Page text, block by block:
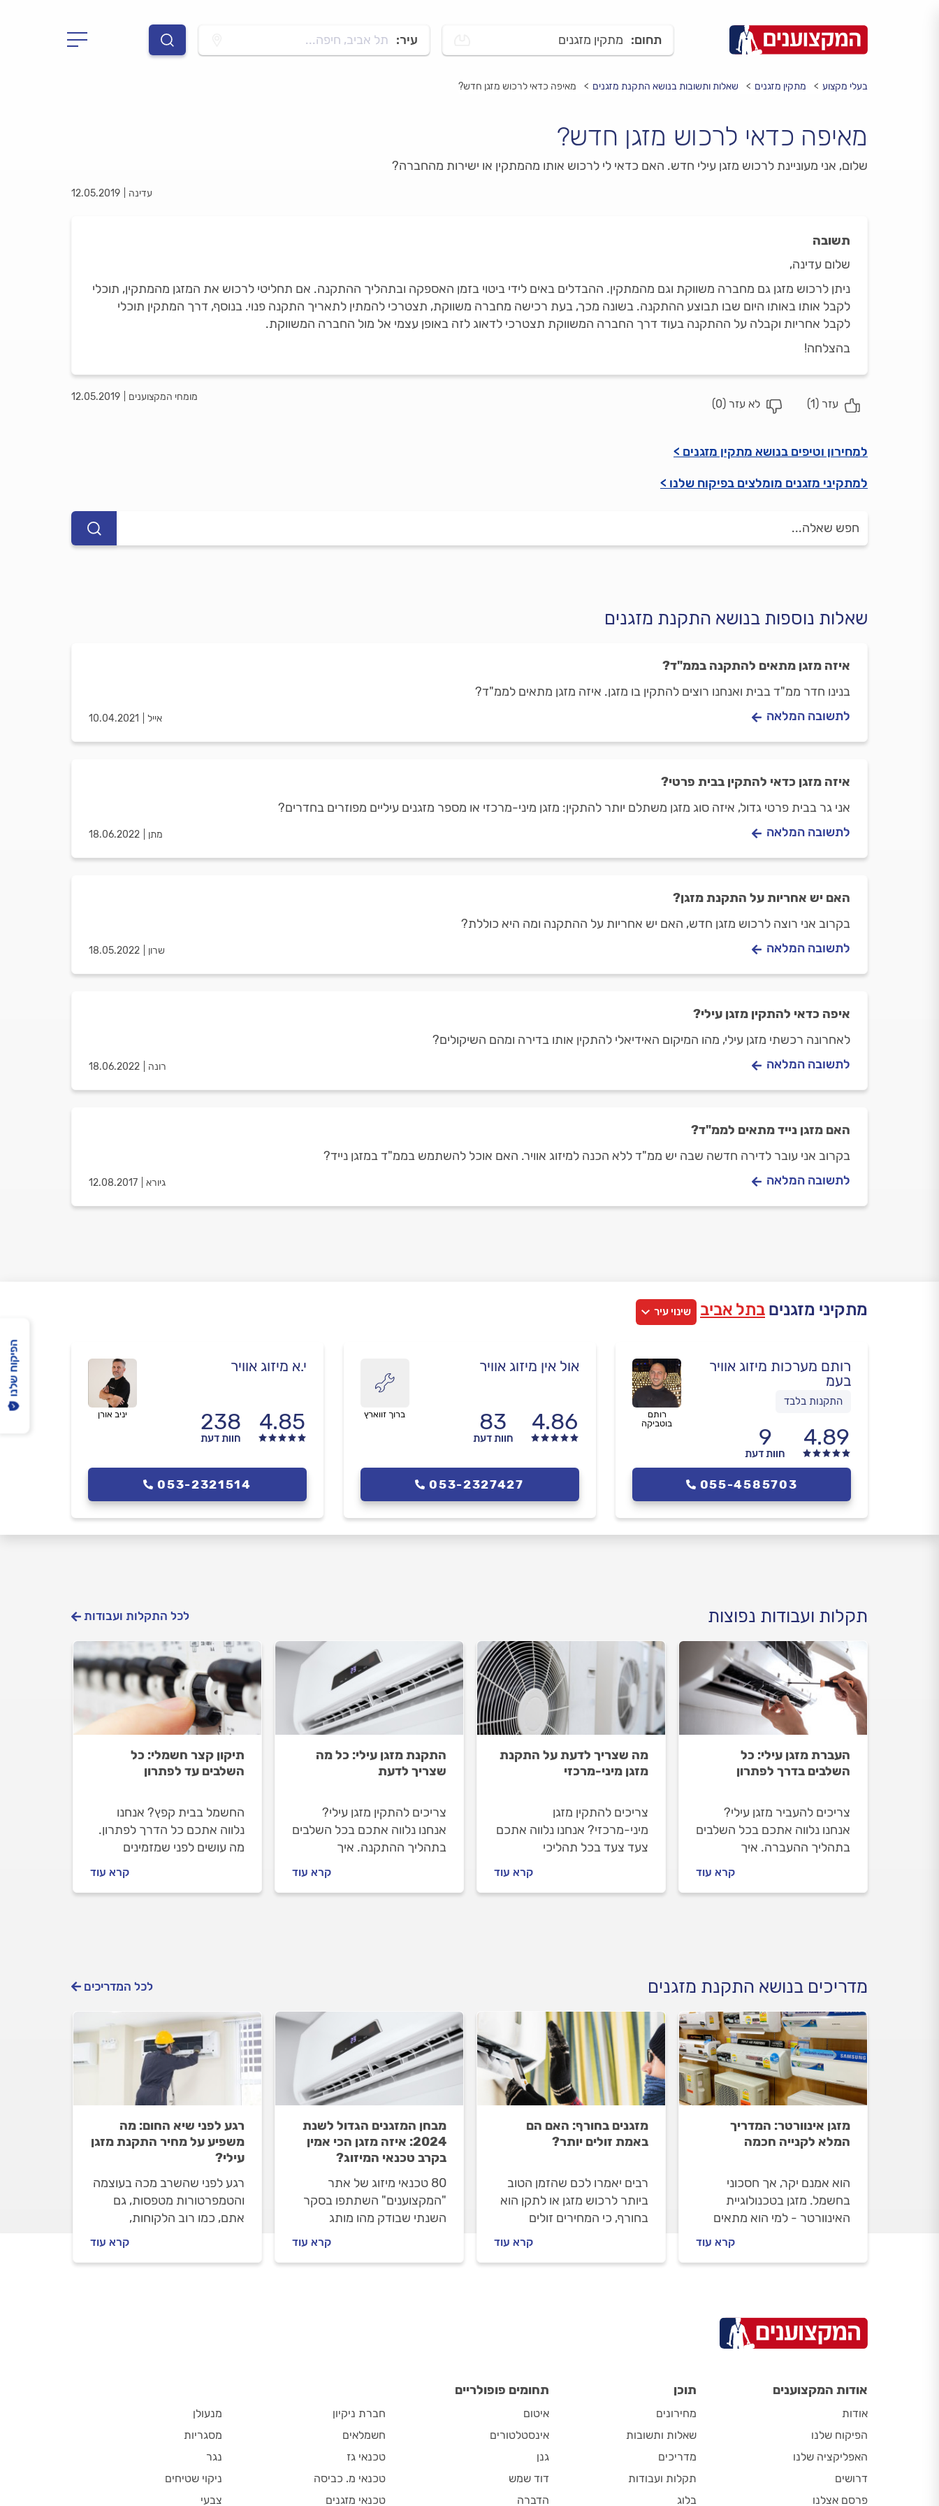
תחום: מתקין מזגנים עיר: תל אביב, חיפה...
בעלי מקצוע מתקין מזגנים שאלות ותשובות בנושא התקנת מזגנים מאיפה כדאי לרכוש מזגן חדש?
מאיפה כדאי לרכוש מזגן חדש?
שלום, אני מעוניינת לרכוש מזגן עילי חדש. האם כדאי לי לרכוש אותו מהמתקין או ישירות מהחברה?
עדינה 12.05.2019
תשובה
שלום עדינה,
ניתן לרכוש מזגן גם מחברה משווקת וגם מהמתקין. ההבדלים באים לידי ביטוי בזמן האספקה ובתהליך ההתקנה. אם תחליטי לרכוש את המזגן מהמתקין, תוכלי
לקבל אותו באותו היום שבו תבוצע ההתקנה. בשונה מכך, בעת רכישה מחברה משווקת, תצטרכי להמתין לתאריך התקנה פנוי. בנוסף, דרך המתקין תוכלי
לקבל אחריות וקבלה על ההתקנה בעוד דרך החברה המשווקת תצטרכי לדאוג לזה באופן עצמי אל מול החברה המשווקת.
בהצלחה!
1
)
0
)
מומחי המקצוענים 12.05.2019
למחירון וטיפים בנושא מתקין מזגנים >
למתקיני מזגנים מומלצים בפיקוח שלנו >
שאלות נוספות בנושא התקנת מזגנים
איזה מזגן מתאים להתקנה בממ"ד?
בנינו חדר ממ"ד בבית ואנחנו רוצים להתקין בו מזגן. איזה מזגן מתאים לממ"ד?
אייל 10.04.2021 לתשובה המלאה
איזה מזגן כדאי להתקין בבית פרטי?
אני גר בבית פרטי גדול, איזה סוג מזגן משתלם יותר להתקין: מזגן מיני-מרכזי או מספר מזגנים עיליים מפוזרים בחדרים?
מתן 18.06.2022 לתשובה המלאה
האם יש אחריות על התקנת מזגן?
בקרוב אני רוצה לרכוש מזגן חדש, האם יש אחריות על ההתקנה ומה היא כוללת?
שרון 18.05.2022 לתשובה המלאה
איפה כדאי להתקין מזגן עילי?
לאחרונה רכשתי מזגן עילי, מהו המיקום האידיאלי להתקין אותו בדירה ומהם השיקולים?
רונה 18.06.2022 לתשובה המלאה
האם מזגן נייד מתאים לממ"ד?
בקרוב אני עובר לדירה חדשה שבה יש ממ"ד ללא הכנה למיזוג אוויר. האם אוכל להשתמש בממ"ד במזגן נייד?
גיורא 12.08.2017 לתשובה המלאה
מתקיני מזגנים בתל אביב שינוי עיר
רותם מערכות מיזוג אוויר
בעמ
התקנות בלבד
4.89
9
חוות דעת
רותם
בוטביקה
055-4585703
אול אין מיזוג אוויר
4.86
83
חוות דעת
ברוך זווארץ
053-2327427
י.א מיזוג אוויר
4.85
238
חוות דעת
יניב אורן
053-2321514
תקלות ועבודות נפוצות לכל התקלות ועבודות
העברת מזגן עילי: כל
השלבים בדרך לפתרון
צריכים להעביר מזגן עילי?
אנחנו נלווה אתכם בכל השלבים
בתהליך ההעברה. איך
לפני העבודה ובמהלכה וכמה
עולה להעביר מזגן עילי? כל
קרא עוד
מה שצריך לדעת על התקנת
מזגן מיני-מרכזי
צריכים להתקין מזגן
מיני-מרכזי? אנחנו נלווה אתכם
צעד צעד בכל תהליכי
טכנאי המזגנים לפני העבודה
ובמהלכה וכמה עולה התקנת
קרא עוד
התקנת מזגן עילי: כל מה
שצריך לדעת
צריכים להתקין מזגן עילי?
אנחנו נלווה אתכם בכל השלבים
בתהליך ההתקנה. איך
לפני העבודה ובמהלכה וכמה
עולה התקנת מזגן עילי? כל
קרא עוד
תיקון קצר חשמלי: כל
השלבים עד לפתרון
החשמל בבית קפץ? אנחנו
נלווה אתכם כל הדרך לפתרון.
מה עושים לפני שמזמינים
מולו וכמה עולה התיקון? כל
התשובות לפניכם.
קרא עוד
מדריכים בנושא התקנת מזגנים לכל המדריכים
מזגן אינוורטר: המדריך
המלא לקנייה חכמה
הוא אמנם יקר, אך חסכוני
בחשמל. מזגן בטכנולוגיית
האינוורטר - למי הוא מתאים
כסף? כל התשובות בפנים.
קרא עוד
מזגנים בחורף: האם הם
באמת זולים יותר?
רבים יאמרו לכם שהזמן הטוב
ביותר לרכוש מזגן או לתקן הוא
בחורף, כי המחירים זולים
קרא עוד
מבחן המזגנים הגדול לשנת
2024: איזה מזגן הכי אמין
בקרב טכנאי המיזוג?
80 טכנאי מיזוג של אתר
"המקצוענים" השתתפו בסקר
השנתי שבודק מהו מותג
מי קיבל את הדירוג הכי גבוה
קרא עוד
רגע לפני שיא החום: מה
משפיע על מחיר התקנת מזגן
עילי?
רגע לפני שהשרב מכה בעוצמה
והטמפרטורות מטפסות, גם
אתם, כמו רוב הלקוחות,
מקצועי. רוצים להתקין מזגן עילי
קרא עוד
הפיקוח שלנו
אודות המקצוענים
אודות
הפיקוח שלנו
האפליקציה שלנו
דרושים
פרסם אצלנו
תוכן
מחירונים
שאלות ותשובות
מדריכים
תקלות ועבודות
בלוג
תחומים פופולריים
איטום
אינסטלטורים
גנן
דוד שמש
הדברה
חברת ניקיון
חשמלאים
טכנאי גז
טכנאי מ. כביסה
טכנאי מזגנים
מנעולן
מסגריות
נגר
ניקוי שטיחים
צבעי